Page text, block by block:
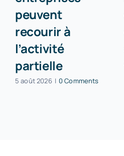
peuvent
recourir à
l’activité
partielle
5 août 2026 | 0 Comments